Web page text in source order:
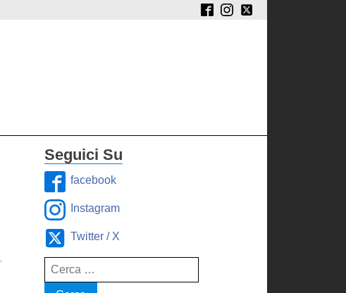
Seguici Su
facebook
Instagram
Twitter / X
Ricerca
per: